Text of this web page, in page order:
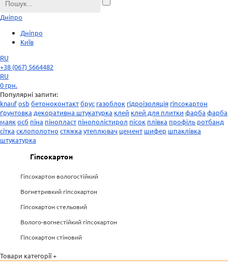
Дніпро
Дніпро
Київ
RU
+38 (067) 5664482
RU
0 грн.
Популярні запити:
knaufosb бетоноконтактбрус газоблок гідроізоляція гіпсокартон
ґрунтовка декоративна штукатурка клей клей для плитки фарба фарба
маякосб піна пінопласт пінополістирол пісок плівка профіль ротбанд
сітка склополотно стяжка утеплювач цемент шифер шпаклівка
штукатурка
Гіпсокартон
Гіпсокартон вологостійкий
Вогнетривкий гіпсокартон
Гіпсокартон стельовий
Волого-вогнестійкий гіпсокартон
Гіпсокартон стіновий
Товари категорії +